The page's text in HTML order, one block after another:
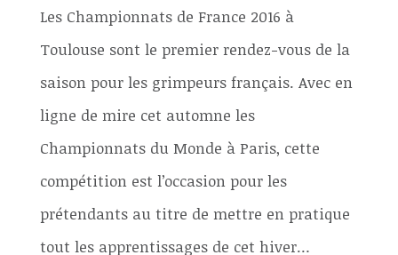
Les Championnats de France 2016 à
Toulouse sont le premier rendez-vous de la
saison pour les grimpeurs français. Avec en
ligne de mire cet automne les
Championnats du Monde à Paris, cette
compétition est l’occasion pour les
prétendants au titre de mettre en pratique
tout les apprentissages de cet hiver…